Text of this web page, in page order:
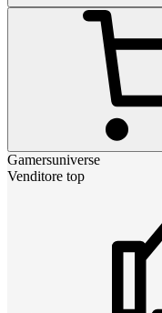
Gamersuniverse
Venditore top